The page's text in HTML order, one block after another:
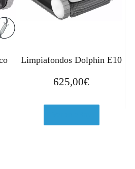
Limpiafondos Dolphin E10
625,00€